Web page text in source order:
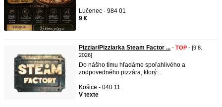
Lučenec - 984 01
9 €
Pizziar/Pizziarka Steam Factor ... - TOP - [9.8.
2026]
Do nášho tímu hľadáme spoľahlivého a
zodpovedného pizzára, ktorý ...
Košice - 040 11
V texte